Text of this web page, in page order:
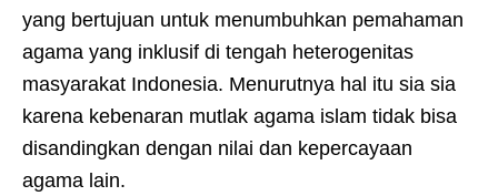
yang bertujuan untuk menumbuhkan pemahaman
agama yang inklusif di tengah heterogenitas
masyarakat Indonesia. Menurutnya hal itu sia sia
karena kebenaran mutlak agama islam tidak bisa
disandingkan dengan nilai dan kepercayaan
agama lain.